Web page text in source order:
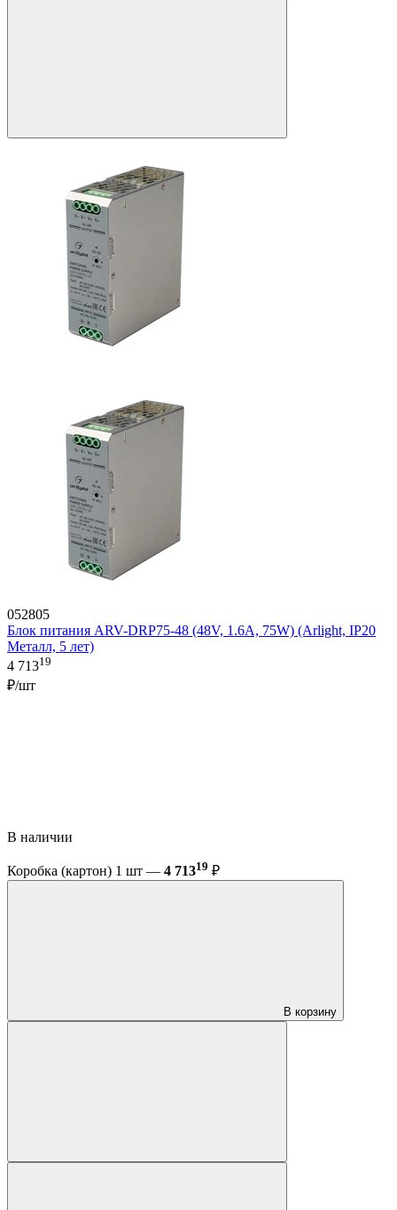
052805
Блок питания ARV-DRP75-48 (48V, 1.6A, 75W) (Arlight, IP20
Металл, 5 лет)
4 71319
₽/шт
В наличии
Коробка (картон) 1 шт — 4 71319 ₽
В корзину